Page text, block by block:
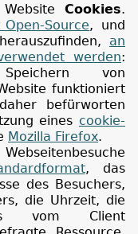
Cookies.
Open-Source, und
an
werden:
von
funktioniert
befürworten
eines cookie-
Mozilla Firefox.
, das
des Besuchers,
die Uhrzeit, die
vom Client